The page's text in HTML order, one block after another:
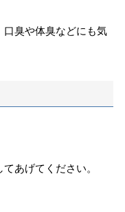
口臭や体臭などにも気
あげてください。